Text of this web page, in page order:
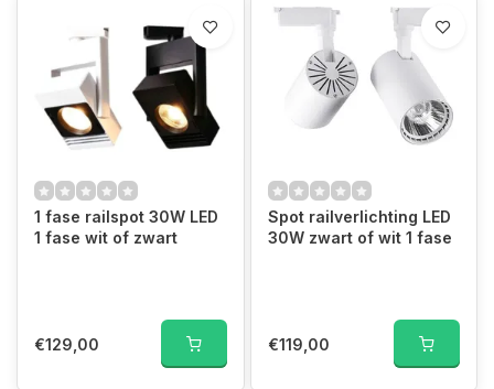
1 fase railspot 30W LED
1 fase wit of zwart
€129,00
Spot railverlichting LED
30W zwart of wit 1 fase
€119,00